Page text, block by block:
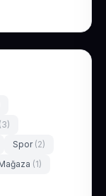
(3)
Spor (2)
(1)